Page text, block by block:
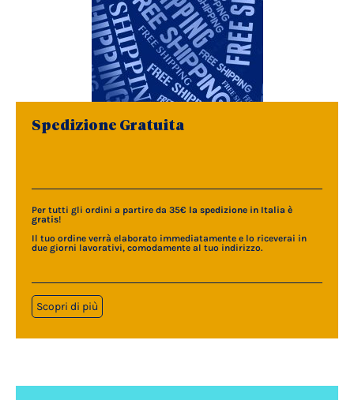
Spedizione Gratuita
Per tutti gli ordini a partire da 35€ la spedizione in Italia è
gratis!
Il tuo ordine verrà elaborato immediatamente e lo riceverai in
due giorni lavorativi, comodamente al tuo indirizzo.
Scopri di più